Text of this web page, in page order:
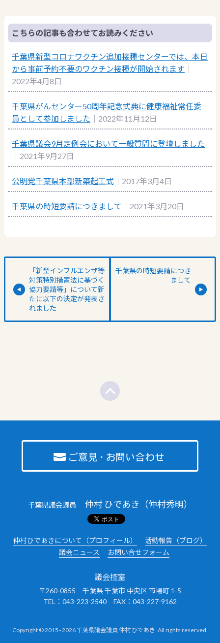
こちらの記事も合わせてお読みください
千葉県新型コロナワクチン追加接種センターでは、本日
から事前予約不要のワクチン接種が開始されます
2022年4月8日
千葉県がんセンター50周年記念式典に健康福祉常任委
員として参加しました ｜2022年11月12日
千葉県議会9月定例会において一般質問に登壇しました
｜2021年9月27日
公明党千葉県本部新築起工式 ｜2017年3月4日
千葉県の時短要請につきまして ｜2021年3月20日
「新型インフルエンザ等
対策特別措置法に基づく
協力要請等」について新
たに以下の決定が発表さ
れました
千葉県の時短要請につき
まして
千葉県議会議員 仲村 ひであき（仲村秀明）
仲村ひであきについて（プロフィール）
活動報告（ブログ）
議会ニュース
お問い合せフォーム
議会控室
〒260-0855 千葉県 千葉市 中央区 市場町 1-5
TEL：043-223-2540 FAX：043-227-9162
Copyright © 2015–2026 千葉県議会議員 仲村 ひであき. All rights reserved.